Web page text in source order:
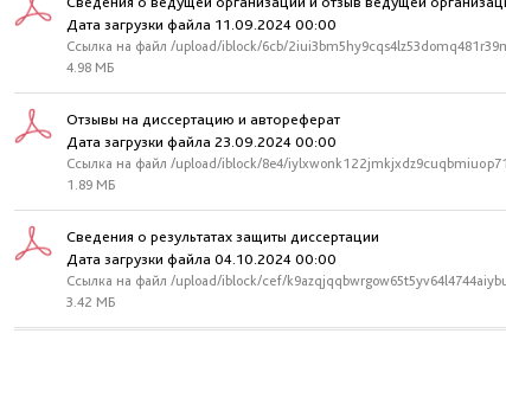
Дата загрузки файла 11.09.2024 00:00
Ссылка на файл /upload/iblock/6cb/
4.98 МБ
Отзывы на диссертацию и автореферат
Дата загрузки файла 23.09.2024 00:00
Ссылка на файл /upload/iblock/8e4/
1.89 МБ
Сведения о результатах защиты диссертации
Дата загрузки файла 04.10.2024 00:00
Ссылка на файл /upload/iblock/cef/
3.42 МБ